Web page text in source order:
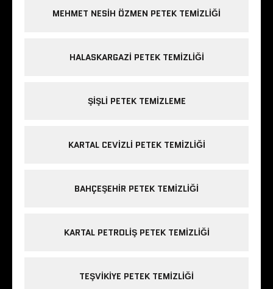
MEHMET NESIH ÖZMEN PETEK TEMIZLIĞI
HALASKARGAZI PETEK TEMIZLIĞI
ŞIŞLI PETEK TEMIZLEME
KARTAL CEVIZLI PETEK TEMIZLIĞI
BAHÇEŞEHIR PETEK TEMIZLIĞI
KARTAL PETROLIŞ PETEK TEMIZLIĞI
TEŞVIKIYE PETEK TEMIZLIĞI